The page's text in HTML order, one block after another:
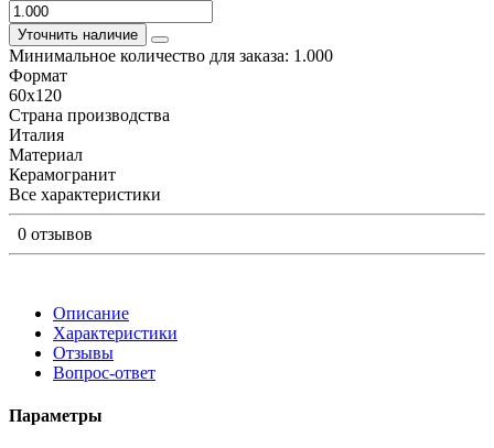
Уточнить наличие
Минимальное количество для заказа: 1.000
Формат
60x120
Страна производства
Италия
Материал
Керамогранит
Все характеристики
0 отзывов
Описание
Характеристики
Отзывы
Вопрос-ответ
Параметры